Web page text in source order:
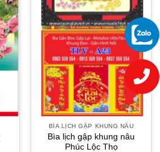
BÌA LỊCH GẬP KHUNG NÂU
Bìa lịch gập khung nâu
Phúc Lộc Thọ